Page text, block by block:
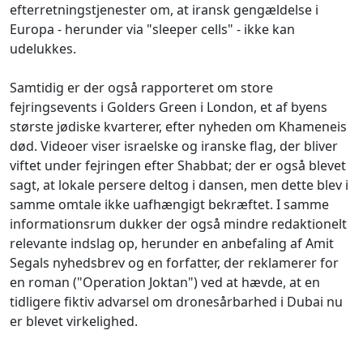
efterretningstjenester om, at iransk gengældelse i
Europa - herunder via "sleeper cells" - ikke kan
udelukkes.
Samtidig er der også rapporteret om store
fejringsevents i Golders Green i London, et af byens
største jødiske kvarterer, efter nyheden om Khameneis
død. Videoer viser israelske og iranske flag, der bliver
viftet under fejringen efter Shabbat; der er også blevet
sagt, at lokale persere deltog i dansen, men dette blev i
samme omtale ikke uafhængigt bekræftet. I samme
informationsrum dukker der også mindre redaktionelt
relevante indslag op, herunder en anbefaling af Amit
Segals nyhedsbrev og en forfatter, der reklamerer for
en roman ("Operation Joktan") ved at hævde, at en
tidligere fiktiv advarsel om dronesårbarhed i Dubai nu
er blevet virkelighed.